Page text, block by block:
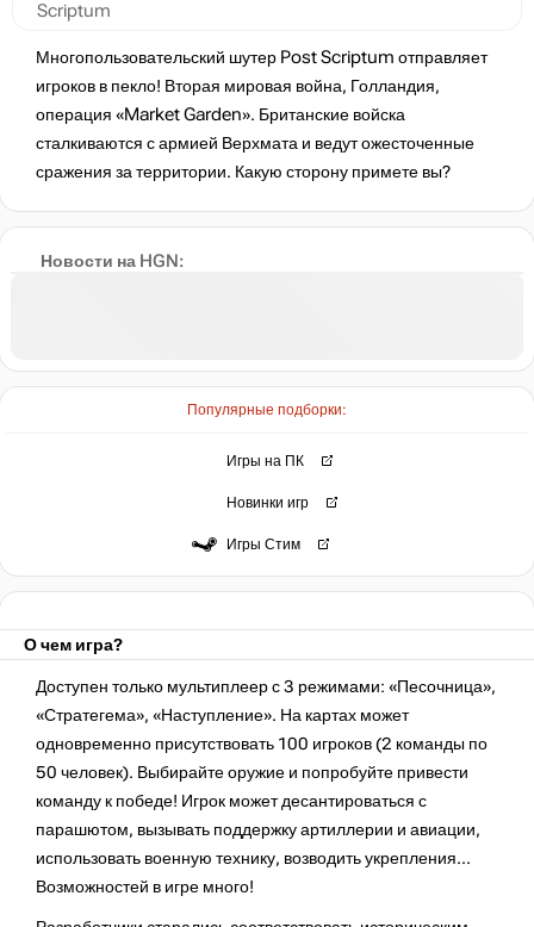
Новости на HGN:
Популярные подборки:
Игры на ПК
Новинки игр
Игры Стим
Scriptum
Многопользовательский шутер Post Scriptum отправляет
игроков в пекло! Вторая мировая война, Голландия,
операция «Market Garden». Британские войска
сталкиваются с армией Верхмата и ведут ожесточенные
сражения за территории. Какую сторону примете вы?
нет в наличии
О чем игра?
Доступен только мультиплеер с 3 режимами: «Песочница»,
«Стратегема», «Наступление». На картах может
одновременно присутствовать 100 игроков (2 команды по
50 человек). Выбирайте оружие и попробуйте привести
команду к победе! Игрок может десантироваться с
парашютом, вызывать поддержку артиллерии и авиации,
использовать военную технику, возводить укрепления…
Возможностей в игре много!